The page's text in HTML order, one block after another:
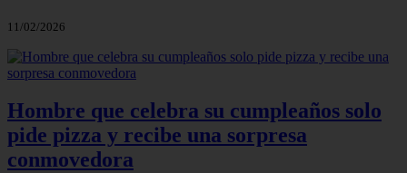
11/02/2026
Hombre que celebra su cumpleaños solo
pide pizza y recibe una sorpresa
conmovedora